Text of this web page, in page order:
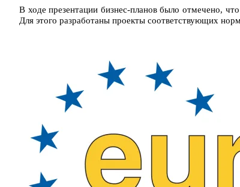
В ходе презентации бизнес-планов было отмечено,
Для этого разработаны проекты соответствующих